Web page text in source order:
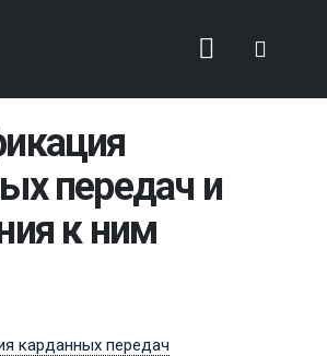
передач и
к ним
карданных передач